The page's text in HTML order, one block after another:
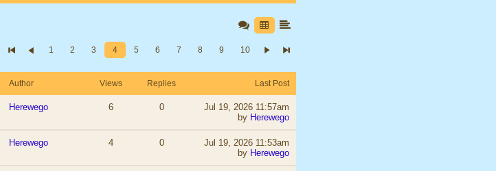
1 2 3 4 5 6 7 8 9 10
Author Views Replies Last Post
Herewego 6 0
Jul 19, 2026 11:57am
by Herewego
Herewego 4 0
Jul 19, 2026 11:53am
by Herewego